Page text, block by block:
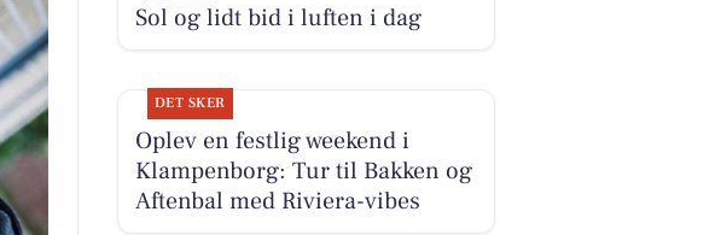
Sol og lidt bid i luften i dag
DET SKER
Oplev en festlig weekend i
Klampenborg: Tur til Bakken og
Aftenbal med Riviera-vibes